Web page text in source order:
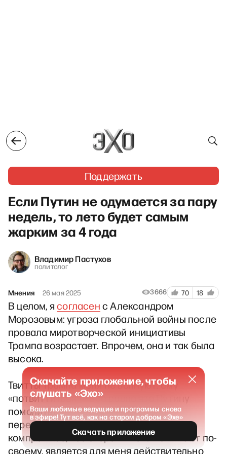
Поддержать
Если Путин не одумается за пару
недель, то лето будет самым
жарким за 4 года
Владимир Пастухов
политолог
Мнения 26 мая 2025 3666 70 18
В целом, ясогласенс Александром
Морозовым: угроза глобальной войны после
провала миротворческой инициативы
Трампа возрастает. Впрочем, она и так была
высока.
Твитты Трампа меня не волнуют: ему
«потвиттиться» – все равно что Путину
помолиться. А вот то, что два тура
переговоров показали, что что такое
компромисс, все стороны пока понимают по-
своему, является для меня действительно
Скачайте приложение, чтобы
слушать «Эхо»
Ваши любимые ведущие и программы снова
в эфире! Тут всё, как на старом добром «Эхе»
Скачать приложение